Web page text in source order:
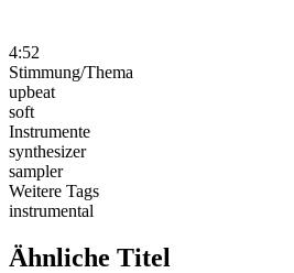
4:52
Stimmung/Thema
upbeat
soft
Instrumente
synthesizer
sampler
Weitere Tags
instrumental
Ähnliche Titel